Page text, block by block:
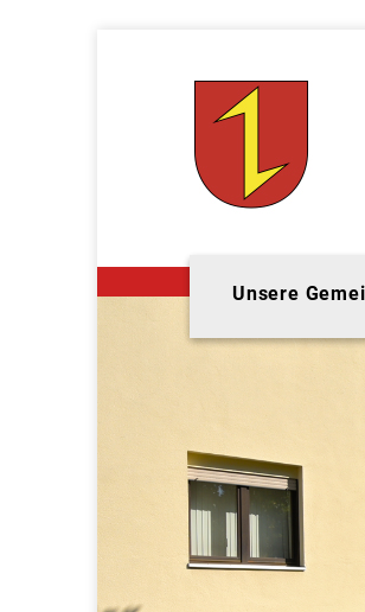
Unsere